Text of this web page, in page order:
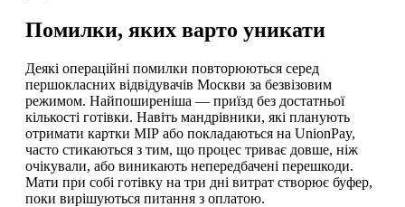
Помилки, яких варто уникати
Деякі операційні помилки повторюються серед
першокласних відвідувачів Москви за безвізовим
режимом. Найпоширеніша — приїзд без достатньої
кількості готівки. Навіть мандрівники, які планують
отримати картки МІР або покладаються на UnionPay,
часто стикаються з тим, що процес триває довше, ніж
очікували, або виникають непередбачені перешкоди.
Мати при собі готівку на три дні витрат створює буфер,
поки вирішуються питання з оплатою.